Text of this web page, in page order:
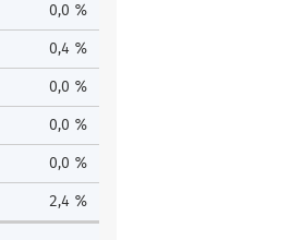
0,0 %
0,4 %
0,0 %
0,0 %
0,0 %
2,4 %